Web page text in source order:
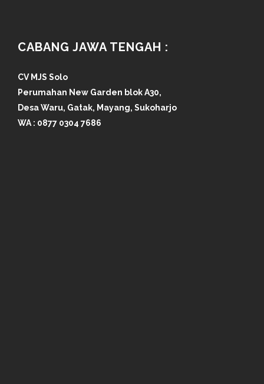
CABANG JAWA TENGAH :
CV MJS Solo
Perumahan New Garden blok A30,
Desa Waru, Gatak, Mayang, Sukoharjo
WA : 0877 0304 7686